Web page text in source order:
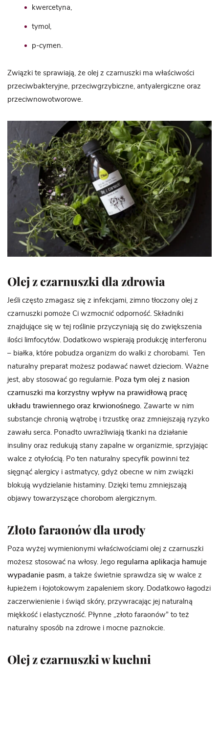
kwercetyna,
tymol,
p-cymen.
Związki te sprawiają, że olej z czarnuszki ma właściwości
przeciwbakteryjne, przeciwgrzybiczne, antyalergiczne oraz
przeciwnowotworowe.
Olej z czarnuszki dla zdrowia
Jeśli często zmagasz się z infekcjami, zimno tłoczony olej z
czarnuszki pomoże Ci wzmocnić odporność. Składniki
znajdujące się w tej roślinie przyczyniają się do zwiększenia
ilości limfocytów. Dodatkowo wspierają produkcję interferonu
– białka, które pobudza organizm do walki z chorobami. Ten
naturalny preparat możesz podawać nawet dzieciom. Ważne
jest, aby stosować go regularnie. Poza tym olej z nasion
czarnuszki ma korzystny wpływ na prawidłową pracę
układu trawiennego oraz krwionośnego. Zawarte w nim
substancje chronią wątrobę i trzustkę oraz zmniejszają ryzyko
zawału serca. Ponadto uwrażliwiają tkanki na działanie
insuliny oraz redukują stany zapalne w organizmie, sprzyjając
walce z otyłością. Po ten naturalny specyfik powinni też
sięgnąć alergicy i astmatycy, gdyż obecne w nim związki
blokują wydzielanie histaminy. Dzięki temu zmniejszają
objawy towarzyszące chorobom alergicznym.
Złoto faraonów dla urody
Poza wyżej wymienionymi właściwościami olej z czarnuszki
możesz stosować na włosy. Jego regularna aplikacja hamuje
wypadanie pasm, a także świetnie sprawdza się w walce z
łupieżem i łojotokowym zapaleniem skory. Dodatkowo łagodzi
zaczerwienienie i świąd skóry, przywracając jej naturalną
miękkość i elastyczność. Płynne „złoto faraonów” to też
naturalny sposób na zdrowe i mocne paznokcie.
Olej z czarnuszki w kuchni